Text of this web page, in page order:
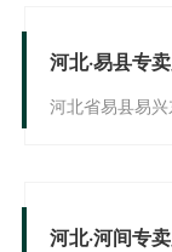
河北·易县专
河北省易县易
河北·河间专